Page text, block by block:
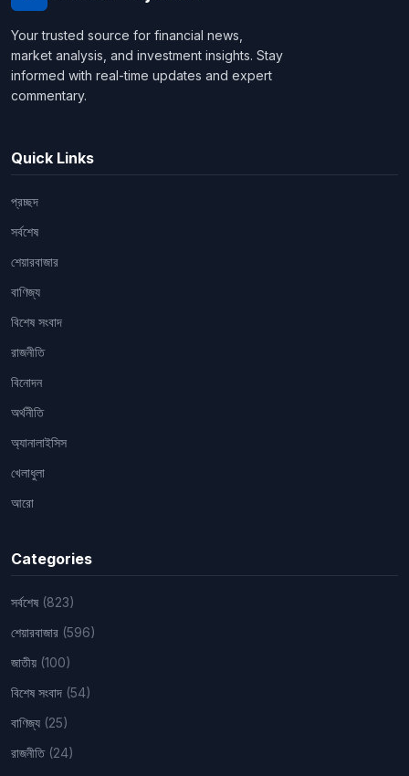
Your trusted source for financial news,
market analysis, and investment insights. Stay
informed with real-time updates and expert
commentary.
Quick Links
প্রচ্ছদ
সর্বশেষ
শেয়ারবাজার
বাণিজ্য
বিশেষ সংবাদ
রাজনীতি
বিনোদন
অর্থনীতি
অ্যানালাইসিস
খেলাধুলা
আরো
Categories
সর্বশেষ (823)
শেয়ারবাজার (596)
জাতীয় (100)
বিশেষ সংবাদ (54)
বাণিজ্য (25)
রাজনীতি (24)